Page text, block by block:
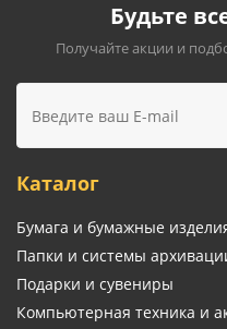
Будьте
Получайте акции и
Каталог
Бумага и бумажные
Папки и системы
Подарки и сувениры
Компьютерная техника и